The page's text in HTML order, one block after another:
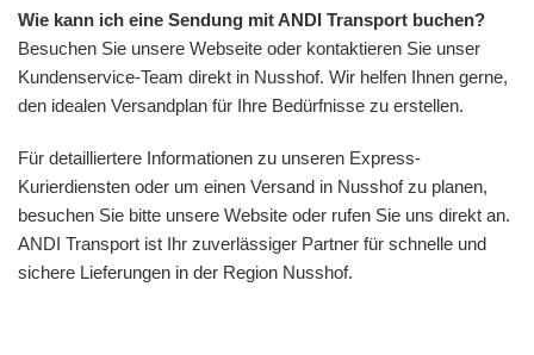
Wie kann ich eine Sendung mit ANDI Transport buchen?
Besuchen Sie unsere Webseite oder kontaktieren Sie unser
Kundenservice-Team direkt in Nusshof. Wir helfen Ihnen gerne,
den idealen Versandplan für Ihre Bedürfnisse zu erstellen.
Für detailliertere Informationen zu unseren Express-
Kurierdiensten oder um einen Versand in Nusshof zu planen,
besuchen Sie bitte unsere Website oder rufen Sie uns direkt an.
ANDI Transport ist Ihr zuverlässiger Partner für schnelle und
sichere Lieferungen in der Region Nusshof.